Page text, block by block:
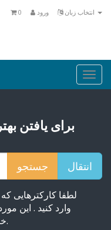
ورود 0
برای یافتن
لطفا کارکترهایی
وارد کنید . این
خودکار میباشد.